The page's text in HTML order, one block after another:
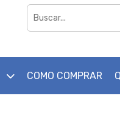
COMO COMPRAR